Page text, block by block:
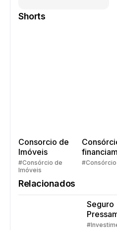
Shorts
Consorcio de
Imóveis
#Consórcio de
Imóveis
Quem
#Consórcio
Relacionados
Seguro